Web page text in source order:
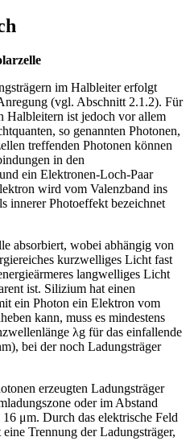
im Halbleiter erfolgt
(vgl. Abschnitt 2.1.2). Für
Halbleitern ist jedoch vor allem
so genannten Photonen,
treffenden Photonen können
in den
ein Elektronen-Loch-Paar
wird vom Valenzband ins
innerer Photoeffekt bezeichnet
absorbiert, wobei abhängig von
kurzwelliges Licht fast
langwelliges Licht
ist. Silizium hat einen
ein Photon ein Elektron vom
kann, muss es mindestens
λg für das einfallende
bei der noch Ladungsträger
erzeugten Ladungsträger
oder im Abstand
μm. Durch das elektrische Feld
Trennung der Ladungsträger,